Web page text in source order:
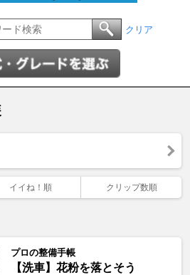
クリア
イイね！順 クリップ数順
プロの整備手帳
【洗車】花粉を落とそう